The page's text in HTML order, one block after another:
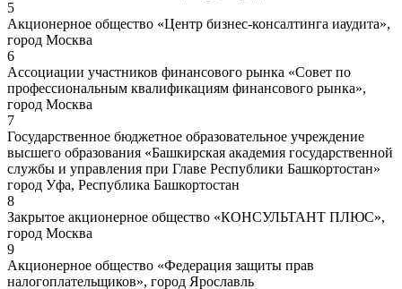
5
Акционерное общество «Центр бизнес-консалтинга иаудита»,
город Москва
6
Ассоциации участников финансового рынка «Совет по
профессиональным квалификациям финансового рынка»,
город Москва
7
Государственное бюджетное образовательное учреждение
высшего образования «Башкирская академия государственной
службы и управления при Главе Республики Башкортостан»
город Уфа, Республика Башкортостан
8
Закрытое акционерное общество «КОНСУЛЬТАНТ ПЛЮС»,
город Москва
9
Акционерное общество «Федерация защиты прав
налогоплательщиков», город Ярославль